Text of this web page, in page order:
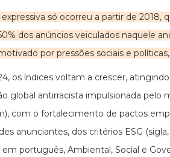
só ocorreu a partir de 2018,
dos anúncios veiculados naquele
por pressões sociais e
os índices voltam a crescer,
global antirracista impulsionada pelo
com o fortalecimento de pactos
anunciantes, dos critérios ESG
português, Ambiental, Social e